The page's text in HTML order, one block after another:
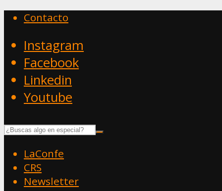
Contacto
Instagram
Facebook
Linkedin
Youtube
LaConfe
CRS
Newsletter